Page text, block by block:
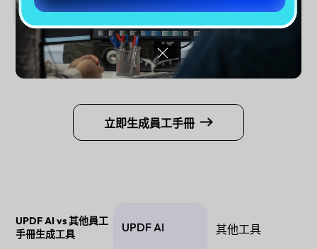
立即生成員工手冊
UPDF AI vs 其他員工
手冊生成工具
UPDF AI 其他工具